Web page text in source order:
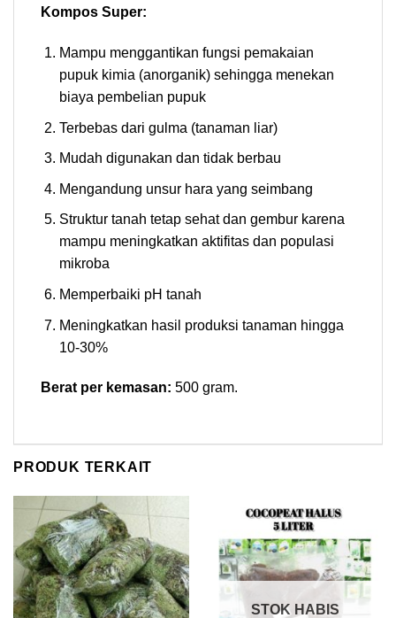
Kompos Super:
Mampu menggantikan fungsi pemakaian
pupuk kimia (anorganik) sehingga menekan
biaya pembelian pupuk
Terbebas dari gulma (tanaman liar)
Mudah digunakan dan tidak berbau
Mengandung unsur hara yang seimbang
Struktur tanah tetap sehat dan gembur karena
mampu meningkatkan aktifitas dan populasi
mikroba
Memperbaiki pH tanah
Meningkatkan hasil produksi tanaman hingga
10-30%
Berat per kemasan: 500 gram.
PRODUK TERKAIT
STOK HABIS